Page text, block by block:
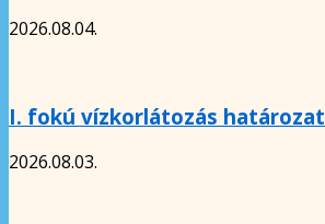
2026.08.04.
I. fokú vízkorlátozás határozat
2026.08.03.